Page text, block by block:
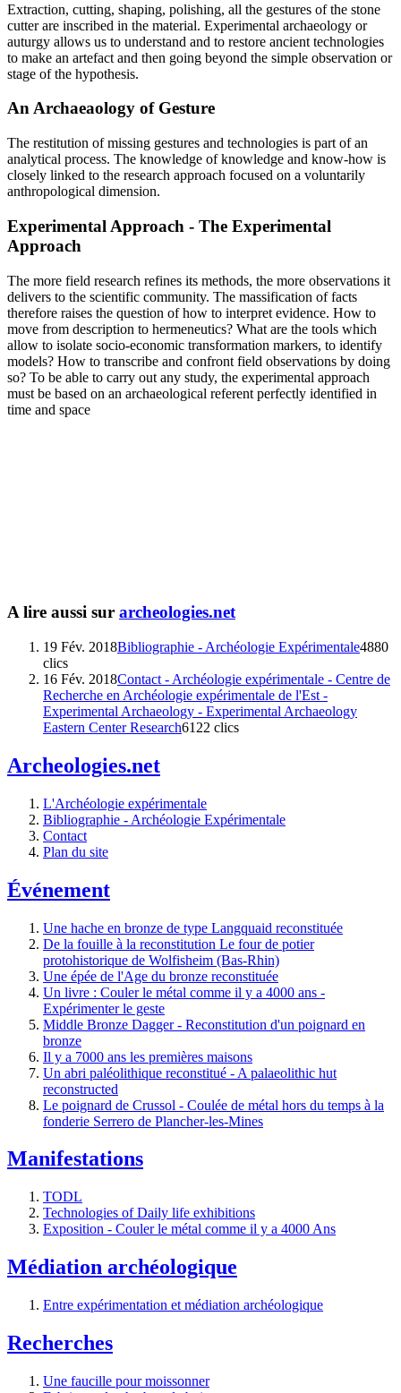
Extraction, cutting, shaping, polishing, all the gestures of the stone
cutter are inscribed in the material. Experimental archaeology or
auturgy allows us to understand and to restore ancient technologies
to make an artefact and then going beyond the simple observation or
stage of the hypothesis.
An Archaeaology of Gesture
The restitution of missing gestures and technologies is part of an
analytical process. The knowledge of knowledge and know-how is
closely linked to the research approach focused on a voluntarily
anthropological dimension.
Experimental Approach - The Experimental
Approach
The more field research refines its methods, the more observations it
delivers to the scientific community. The massification of facts
therefore raises the question of how to interpret evidence. How to
move from description to hermeneutics? What are the tools which
allow to isolate socio-economic transformation markers, to identify
models? How to transcribe and confront field observations by doing
so? To be able to carry out any study, the experimental approach
must be based on an archaeological referent perfectly identified in
time and space
A lire aussi sur archeologies.net
19 Fév. 2018Bibliographie - Archéologie Expérimentale4880
clics
16 Fév. 2018Contact - Archéologie expérimentale - Centre de
Recherche en Archéologie expérimentale de l'Est -
Experimental Archaeology - Experimental Archaeology
Eastern Center Research6122 clics
Archeologies.net
L'Archéologie expérimentale
Bibliographie - Archéologie Expérimentale
Contact
Plan du site
Événement
Une hache en bronze de type Langquaid reconstituée
De la fouille à la reconstitution Le four de potier
protohistorique de Wolfisheim (Bas-Rhin)
Une épée de l'Age du bronze reconstituée
Un livre : Couler le métal comme il y a 4000 ans -
Expérimenter le geste
Middle Bronze Dagger - Reconstitution d'un poignard en
bronze
Il y a 7000 ans les premières maisons
Un abri paléolithique reconstitué - A palaeolithic hut
reconstructed
Le poignard de Crussol - Coulée de métal hors du temps à la
fonderie Serrero de Plancher-les-Mines
Manifestations
TODL
Technologies of Daily life exhibitions
Exposition - Couler le métal comme il y a 4000 Ans
Médiation archéologique
Entre expérimentation et médiation archéologique
Recherches
Une faucille pour moissonner